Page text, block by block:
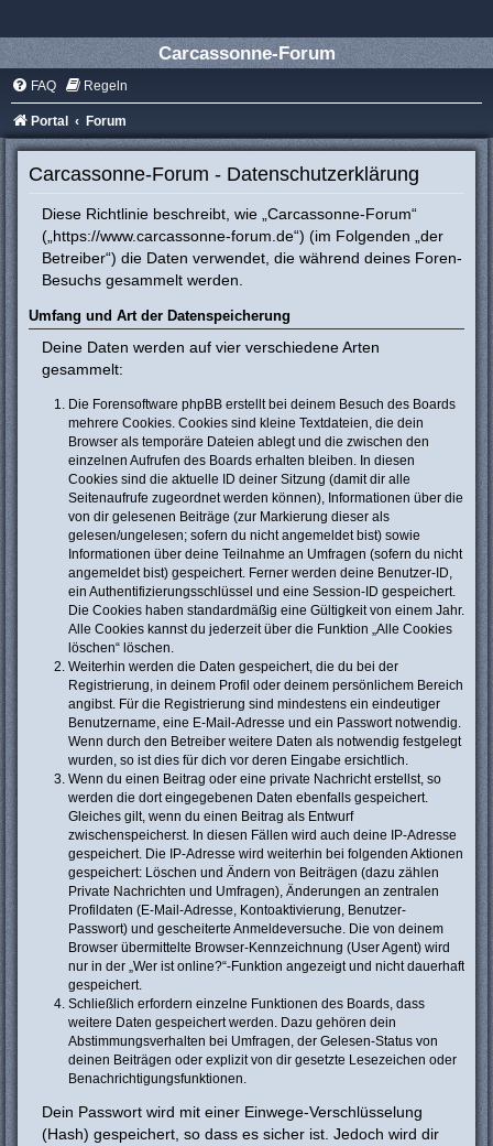
Carcassonne-Forum
FAQ Regeln
Portal Forum
Carcassonne-Forum - Datenschutzerklärung
Diese Richtlinie beschreibt, wie „Carcassonne-Forum“
(„https://www.carcassonne-forum.de“) (im Folgenden „der
Betreiber“) die Daten verwendet, die während deines Foren-
Besuchs gesammelt werden.
Umfang und Art der Datenspeicherung
Deine Daten werden auf vier verschiedene Arten
gesammelt:
Die Forensoftware phpBB erstellt bei deinem Besuch des Boards
mehrere Cookies. Cookies sind kleine Textdateien, die dein
Browser als temporäre Dateien ablegt und die zwischen den
einzelnen Aufrufen des Boards erhalten bleiben. In diesen
Cookies sind die aktuelle ID deiner Sitzung (damit dir alle
Seitenaufrufe zugeordnet werden können), Informationen über die
von dir gelesenen Beiträge (zur Markierung dieser als
gelesen/ungelesen; sofern du nicht angemeldet bist) sowie
Informationen über deine Teilnahme an Umfragen (sofern du nicht
angemeldet bist) gespeichert. Ferner werden deine Benutzer-ID,
ein Authentifizierungsschlüssel und eine Session-ID gespeichert.
Die Cookies haben standardmäßig eine Gültigkeit von einem Jahr.
Alle Cookies kannst du jederzeit über die Funktion „Alle Cookies
löschen“ löschen.
Weiterhin werden die Daten gespeichert, die du bei der
Registrierung, in deinem Profil oder deinem persönlichem Bereich
angibst. Für die Registrierung sind mindestens ein eindeutiger
Benutzername, eine E-Mail-Adresse und ein Passwort notwendig.
Wenn durch den Betreiber weitere Daten als notwendig festgelegt
wurden, so ist dies für dich vor deren Eingabe ersichtlich.
Wenn du einen Beitrag oder eine private Nachricht erstellst, so
werden die dort eingegebenen Daten ebenfalls gespeichert.
Gleiches gilt, wenn du einen Beitrag als Entwurf
zwischenspeicherst. In diesen Fällen wird auch deine IP-Adresse
gespeichert. Die IP-Adresse wird weiterhin bei folgenden Aktionen
gespeichert: Löschen und Ändern von Beiträgen (dazu zählen
Private Nachrichten und Umfragen), Änderungen an zentralen
Profildaten (E-Mail-Adresse, Kontoaktivierung, Benutzer-
Passwort) und gescheiterte Anmeldeversuche. Die von deinem
Browser übermittelte Browser-Kennzeichnung (User Agent) wird
nur in der „Wer ist online?“-Funktion angezeigt und nicht dauerhaft
gespeichert.
Schließlich erfordern einzelne Funktionen des Boards, dass
weitere Daten gespeichert werden. Dazu gehören dein
Abstimmungsverhalten bei Umfragen, der Gelesen-Status von
deinen Beiträgen oder explizit von dir gesetzte Lesezeichen oder
Benachrichtigungsfunktionen.
Dein Passwort wird mit einer Einwege-Verschlüsselung
(Hash) gespeichert, so dass es sicher ist. Jedoch wird dir